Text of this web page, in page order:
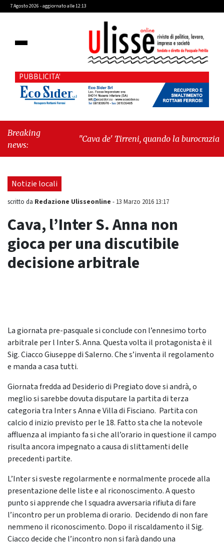
7 Agosto 2026 - aggiornato alle 12:13
PUBBLICITA'
Breaking
news:
"Cava de' Tirreni, quando la burocrazia
Notizie locali
scritto da Redazione Ulisseonline - 13 Marzo 2016 13:17
Cava, l’Inter S. Anna non
gioca per una discutibile
decisione arbitrale
La giornata pre-pasquale si conclude con l’ennesimo torto
arbitrale per l Inter S. Anna. Questa volta il protagonista è il
Sig. Ciacco Giuseppe di Salerno. Che s’inventa il regolamento
e manda a casa tutti.
Giornata fredda ad Desiderio di Pregiato dove si andrà, o
meglio si sarebbe dovuta disputare la partita di terza
categoria tra Inter s Anna e Villa di Fisciano. Partita con
calcio d inizio previsto per le 18. Fatto sta che la notevole
affluenza al impianto fa si che all’orario in questione il campo
risulta ancora impegnato a causa di slittamenti delle
precedenti partite.
L’Inter si sveste regolarmente e normalmente procede alla
presentazione delle liste e al riconoscimento. A questo
punto si apprende che l squadra avversaria rifiuta di fare
l’incontro per un problema di orario. Decidendo di non fare
nemmeno il riconoscimento. Dopo il riscaldamento il Sig.
Ciacco decide che l’incontro non si farà dando una